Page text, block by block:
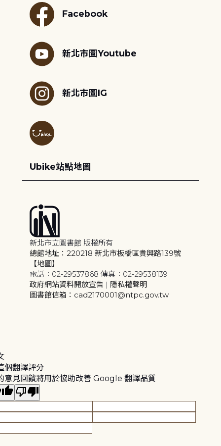
Facebook
新北市圖Youtube
新北市圖IG
Ubike站點地圖
新北市立圖書館 版權所有
總館地址：220218 新北市板橋區貴興路139號
【地圖】
電話：02-29537868 傳真：02-29538139
政府網站資料開放宣告 | 隱私權聲明
圖書館信箱：cad2170001@ntpc.gov.tw
個翻譯評分
意見回饋將用於協助改善 Google 翻譯品質